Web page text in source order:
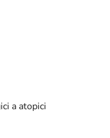
a atopici